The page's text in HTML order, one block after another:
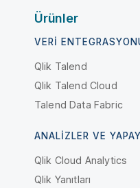
Ürünler
VERI
Qlik Talend
Qlik Talend Cloud
Talend Data Fabric
ANALIZLER VE
Qlik Cloud Analytics
Qlik Yanıtları